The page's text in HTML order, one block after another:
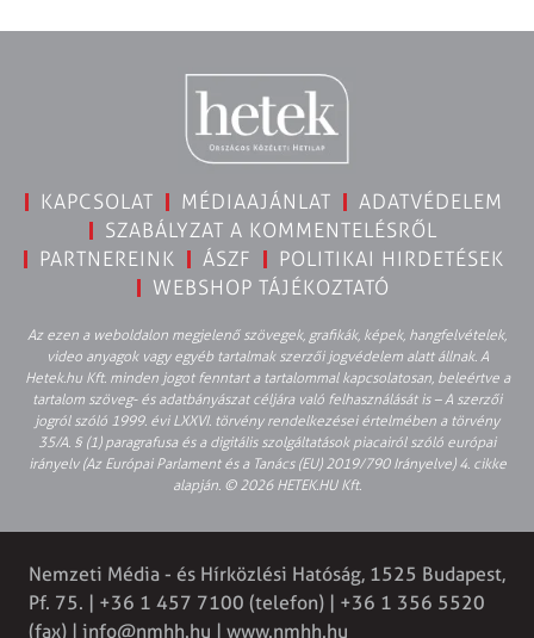
KAPCSOLAT MÉDIAAJÁNLAT
ADATVÉDELEM
SZABÁLYZAT A KOMMENTELÉSRŐL
PARTNEREINK
ÁSZF
POLITIKAI HIRDETÉSEK
WEBSHOP TÁJÉKOZTATÓ
Az ezen a weboldalon megjelenő szövegek, grafikák, képek, hangfelvételek,
video anyagok vagy egyéb tartalmak szerzői jogvédelem alatt állnak. A
Hetek.hu Kft. minden jogot fenntart a tartalommal kapcsolatosan, beleértve a
tartalom szöveg- és adatbányászat céljára való felhasználását is – A szerzői
jogról szóló 1999. évi LXXVI. törvény rendelkezései értelmében a törvény
35/A. § (1) paragrafusa és a digitális szolgáltatások piacairól szóló európai
irányelv (Az Európai Parlament és a Tanács (EU) 2019/790 Irányelve) 4. cikke
alapján. © 2026 HETEK.HU Kft.
Nemzeti Média - és Hírközlési Hatóság, 1525 Budapest,
Pf. 75. | +36 1 457 7100 (telefon) | +36 1 356 5520
(fax) | info@nmhh.hu | www.nmhh.hu